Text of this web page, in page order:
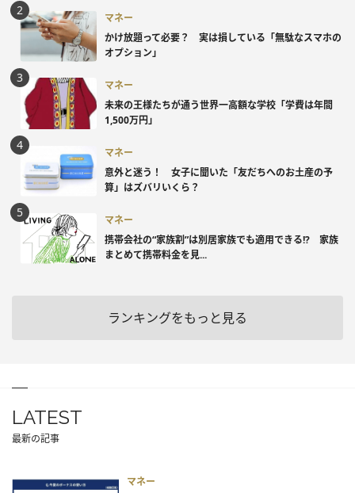
マネー
かけ放題って必要？ 実は損している「無駄なスマホの
オプション」
マネー
未来の王様たちが通う世界一高額な学校「学費は年間
1,500万円」
マネー
意外と迷う！ 女子に聞いた「友だちへのお土産の予
算」はズバリいくら？
マネー
携帯会社の“家族割”は別居家族でも適用できる!? 家族
まとめて携帯料金を見...
ランキングをもっと見る
LATEST
最新の記事
マネー